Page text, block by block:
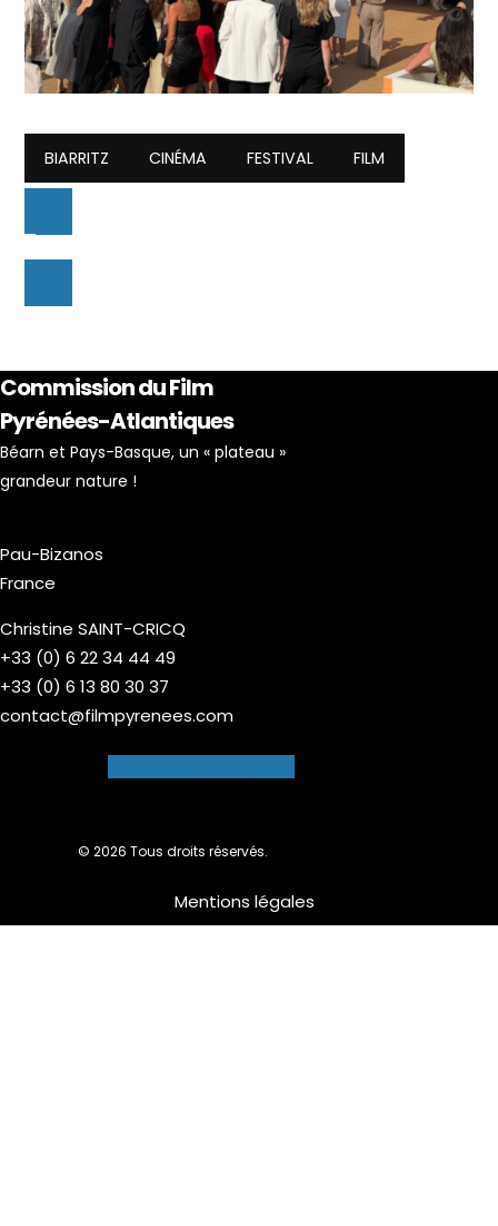
BIARRITZ CINÉMA FESTIVAL FILM
Commission du Film
Pyrénées-Atlantiques
Béarn et Pays-Basque, un « plateau »
grandeur nature !
Pau-Bizanos
France
Christine SAINT-CRICQ
+33 (0) 6 22 34 44 49
+33 (0) 6 13 80 30 37
contact@filmpyrenees.com
© 2026 Tous droits réservés.
Mentions légales